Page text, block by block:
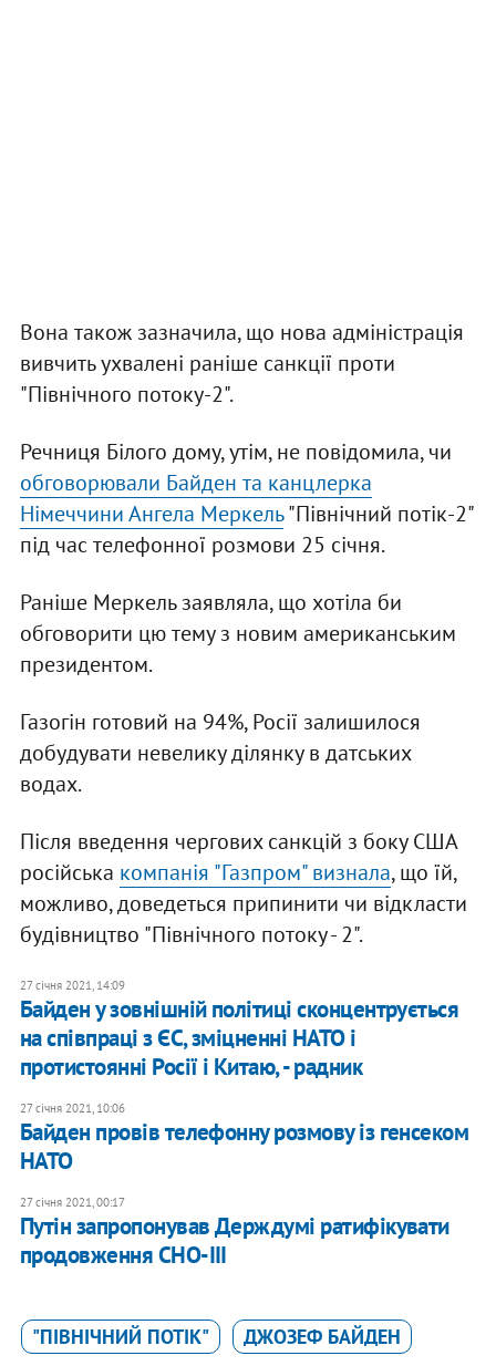
Вона також зазначила, що нова адміністрація
вивчить ухвалені раніше санкції проти
"Північного потоку-2".
Речниця Білого дому, утім, не повідомила, чи
обговорювали Байден та канцлерка
Німеччини Ангела Меркель"Північний потік-2"
під час телефонної розмови 25 січня.
Раніше Меркель заявляла, що хотіла би
обговорити цю тему з новим американським
президентом.
Газогін готовий на 94%, Росії залишилося
добудувати невелику ділянку в датських
водах.
Після введення чергових санкцій з боку США
російська компанія "Газпром" визнала, що їй,
можливо, доведеться припинити чи відкласти
будівництво "Північного потоку - 2".
27 січня 2021, 14:09
Байден у зовнішній політиці сконцентрується
на співпраці з ЄС, зміцненні НАТО і
протистоянні Росії і Китаю, - радник
27 січня 2021, 10:06
Байден провів телефонну розмову із генсеком
НАТО
27 січня 2021, 00:17
Путін запропонував Держдумі ратифікувати
продовження СНО-ІІІ
"ПІВНІЧНИЙ ПОТІК" ДЖОЗЕФ БАЙДЕН